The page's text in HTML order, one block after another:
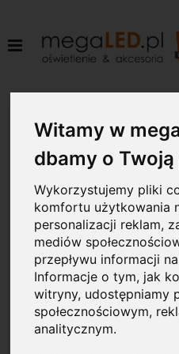
Witamy w
dbamy o
Wykorzystujemy pliki
komfortu użytkowania
personalizacji reklam,
mediów
przepływu informacji
Informacje o tym, jak
witryny, udostępniamy
społecznościowym,
analitycznym.
koniec
galerii
18W